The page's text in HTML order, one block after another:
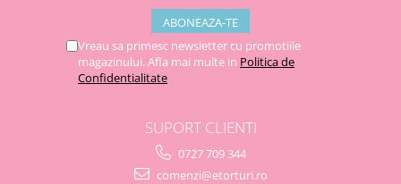
Vreau sa primesc newsletter cu promotiile
magazinului. Afla mai multe in Politica de
Confidentialitate
SUPORT CLIENTI
0727 709 344
comenzi@etorturi.ro